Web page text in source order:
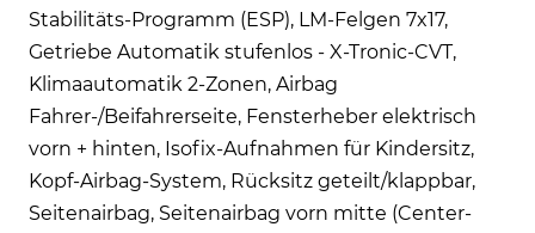
Stabilitäts-Programm (ESP), LM-Felgen 7x17,
Getriebe Automatik stufenlos - X-Tronic-CVT,
Klimaautomatik 2-Zonen, Airbag
Fahrer-/Beifahrerseite, Fensterheber elektrisch
vorn + hinten, Isofix-Aufnahmen für Kindersitz,
Kopf-Airbag-System, Rücksitz geteilt/klappbar,
Seitenairbag, Seitenairbag vorn mitte (Center-